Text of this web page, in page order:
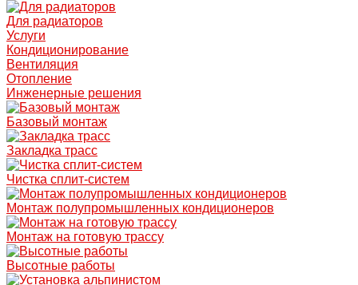
Для радиаторов
Услуги
Кондиционирование
Вентиляция
Отопление
Инженерные решения
Базовый монтаж
Закладка трасс
Чистка сплит-систем
Монтаж полупромышленных кондиционеров
Монтаж на готовую трассу
Высотные работы